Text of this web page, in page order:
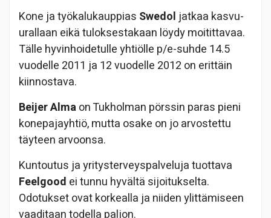
Kone ja työkalukauppias Swedol jatkaa kasvu-
urallaan eikä tuloksestakaan löydy moitittavaa.
Tälle hyvinhoidetulle yhtiölle p/e-suhde 14.5
vuodelle 2011 ja 12 vuodelle 2012 on erittäin
kiinnostava.
Beijer Almaon Tukholman pörssin paras pieni
konepajayhtiö, mutta osake on jo arvostettu
täyteen arvoonsa.
Kuntoutus ja yritysterveyspalveluja tuottava
Feelgood ei tunnu hyvältä sijoitukselta.
Odotukset ovat korkealla ja niiden ylittämiseen
vaaditaan todella paljon.